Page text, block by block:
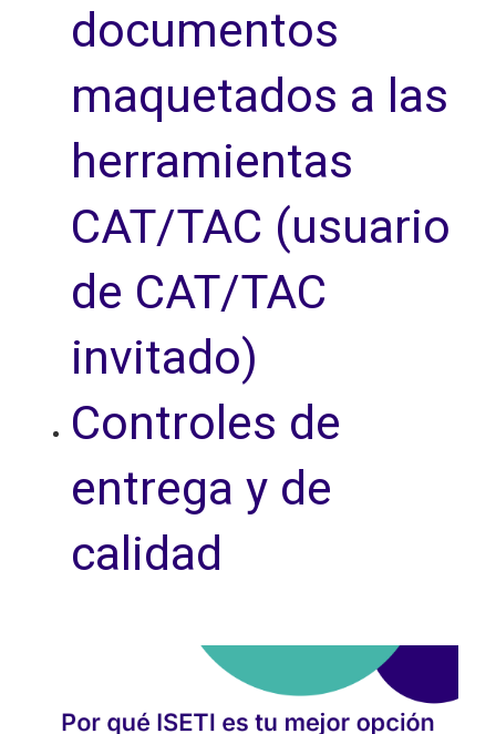
documentos
maquetados a las
herramientas
CAT/TAC (usuario
de CAT/TAC
invitado)
Controles de
entrega y de
calidad